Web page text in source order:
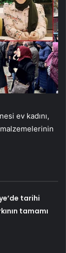
ev kadını,
tarihi
tamamı